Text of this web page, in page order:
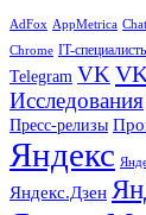
AdFox AppMetrica
Chrome IT-
Telegram VK
Исследования
Пресс-релизы
Яндекс
Яндекс.Дзен